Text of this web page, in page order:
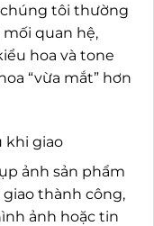
chúng tôi thường
quan hệ,
hoa và tone
“vừa mắt” hơn
khi giao
ảnh sản phẩm
thành công,
ảnh hoặc tin